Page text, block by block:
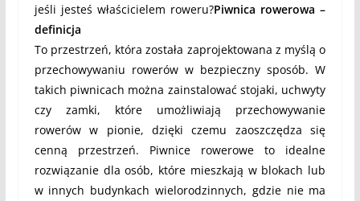
jeśli jesteś właścicielem roweru?Piwnica rowerowa –
definicja
To przestrzeń, która została zaprojektowana z myślą o
przechowywaniu rowerów w bezpieczny sposób. W
takich piwnicach można zainstalować stojaki, uchwyty
czy zamki, które umożliwiają przechowywanie
rowerów w pionie, dzięki czemu zaoszczędza się
cenną przestrzeń. Piwnice rowerowe to idealne
rozwiązanie dla osób, które mieszkają w blokach lub
w innych budynkach wielorodzinnych, gdzie nie ma